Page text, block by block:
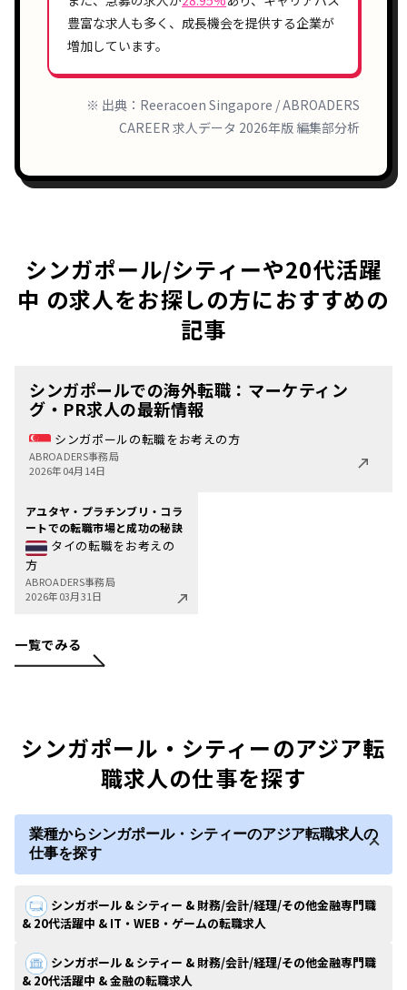
豊富な求人も多く、成長機会を提供する企業が
増加しています。
※ 出典：Reeracoen Singapore / ABROADERS
CAREER 求人データ 2026年版 編集部分析
シンガポール/シティーや20代活躍
中 の求人をお探しの方におすすめの
記事
シンガポールでの海外転職：マーケティン
グ・PR求人の最新情報
シンガポールの転職をお考えの方
ABROADERS事務局
2026年04月14日
アユタヤ・プラチンブリ・コラ
ートでの転職市場と成功の秘訣
タイの転職をお考えの
方
ABROADERS事務局
2026年03月31日
一覧でみる
シンガポール・シティーのアジア転
職求人の仕事を探す
業種からシンガポール・シティーのアジア転職求人の
仕事を探す
シンガポール & シティー & 財務/会計/経理/その他金融専門職
& 20代活躍中 & IT・WEB・ゲームの転職求人
シンガポール & シティー & 財務/会計/経理/その他金融専門職
& 20代活躍中 & 金融の転職求人